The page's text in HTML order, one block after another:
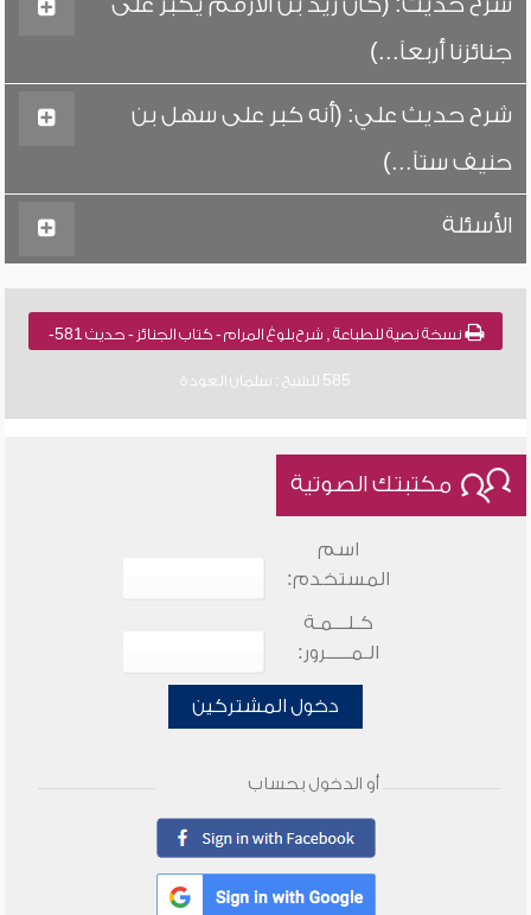
جنائزنا أربعاً...)
شرح حديث علي: (أنه كبر على سهل بن
حنيف ستاً...)
الأسئلة
نسخة نصية للطباعة , شرح بلوغ المرام - كتاب الجنائز - حديث 581-
585 للشيخ : سلمان العودة
مكتبتك الصوتية
اسم
المستخدم:
كـلـــمـة
الـمـــــرور:
دخول المشتركين
أو الدخول بحساب